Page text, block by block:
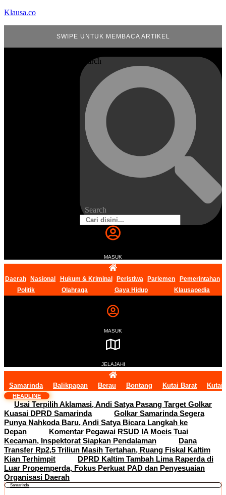
Klausa.co
SWIPE UNTUK MEMBACA ARTIKEL
Search
Search
MASUK
Daerah Nasional Hukum & Kriminal Peristiwa Parlemen
Pemerintahan
Politik
Olahraga Gaya Hidup Klausapedia
MASUK
JELAJAHI
Samarinda Balikpapan Berau Bontang Kutai Barat Kutai
HEADLINE
Usai Terpilih Aklamasi, Andi Satya Pasang Target Golkar
Kuasai DPRD Samarinda
Golkar Samarinda Segera
Punya Nahkoda Baru, Andi Satya Bicara Langkah ke
Depan
Komentar Pegawai RSUD IA Moeis Tuai
Kecaman, Inspektorat Siapkan Pendalaman
Dana
Transfer Rp2,5 Triliun Masih Tertahan, Ruang Fiskal Kaltim
Kian Terhimpit
DPRD Kaltim Tambah Lima Raperda di
Luar Propemperda, Fokus Perkuat PAD dan Penyesuaian
Organisasi Daerah
Samarinda